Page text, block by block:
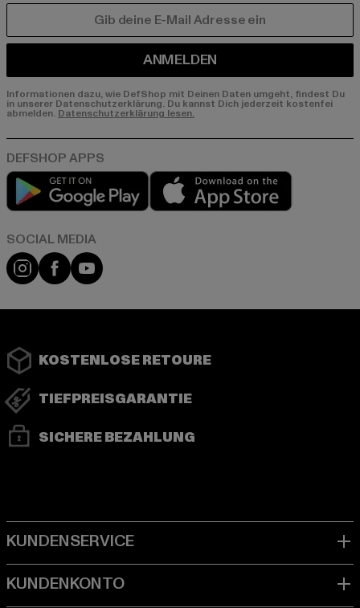
ANMELDEN
Informationen dazu, wie DefShop mit Deinen Daten umgeht, findest Du
in unserer Datenschutzerklärung. Du kannst Dich jederzeit kostenfei
abmelden. Datenschutzerklärung lesen.
Play market
Instagram
FacebookYouTube
KOSTENLOSE RETOURE
TIEFPREISGARANTIE
SICHERE BEZAHLUNG